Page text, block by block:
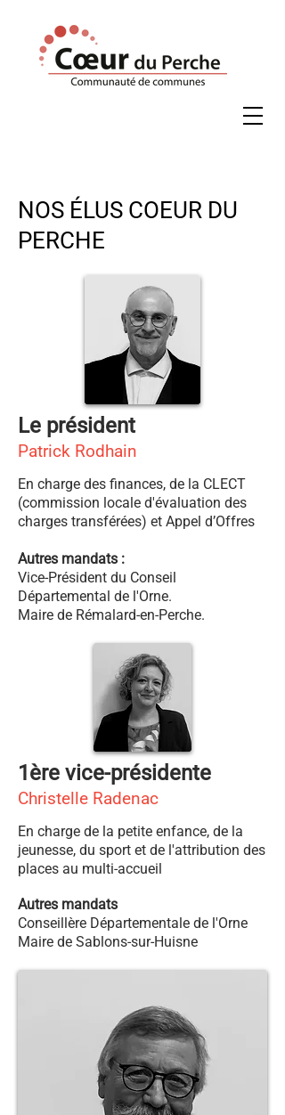
comprend
NOS ÉLUS COEUR DU
PERCHE
Le président
Patrick Rodhain
En charge des finances, de la CLECT
(commission locale d'évaluation des
charges transférées) et Appel d’Offres
Autres mandats :
Vice-Président du Conseil
Départemental de l'Orne.
Maire de Rémalard-en-Perche.
1ère vice-présidente
Christelle Radenac
En charge de la petite enfance, de la
jeunesse, du sport et de l'attribution des
places au multi-accueil
Autres mandats
Conseillère Départementale de l'Orne
Maire de Sablons-sur-Huisne